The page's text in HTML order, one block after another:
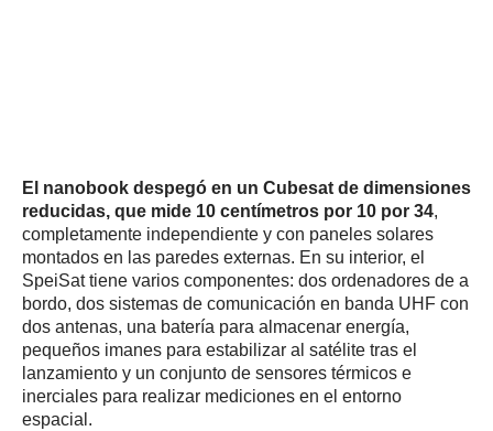
El nanobook despegó en un Cubesat de dimensiones
reducidas, que mide 10 centímetros por 10 por 34,
completamente independiente y con paneles solares
montados en las paredes externas. En su interior, el
SpeiSat tiene varios componentes: dos ordenadores de a
bordo, dos sistemas de comunicación en banda UHF con
dos antenas, una batería para almacenar energía,
pequeños imanes para estabilizar al satélite tras el
lanzamiento y un conjunto de sensores térmicos e
inerciales para realizar mediciones en el entorno
espacial.